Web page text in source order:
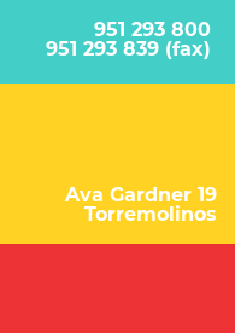
951 293 800
951 293 839 (fax)
Ava Gardner 19
Torremolinos